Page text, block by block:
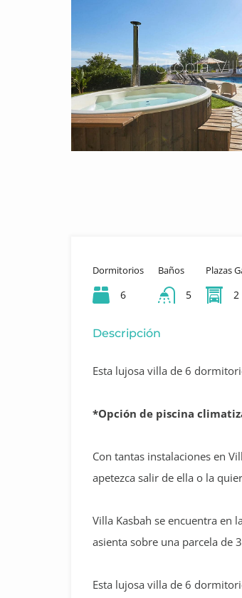
Dormitorios
6
Baños
5
Plazas
2
Descripción
Esta lujosa villa de 6
*Opción de piscina
Con tantas instalaciones en
apetezca salir de ella o la
Villa Kasbah se encuentra en
asienta sobre una parcela de
Esta lujosa villa de 6